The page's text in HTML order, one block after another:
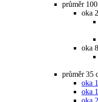
průměr
oka
oka
průměr 35
oka
oka
oka